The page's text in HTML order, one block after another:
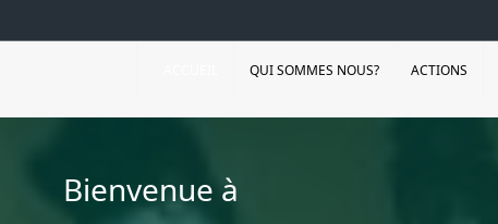
QUI SOMMES NOUS? ACTIONS
Bienvenue à